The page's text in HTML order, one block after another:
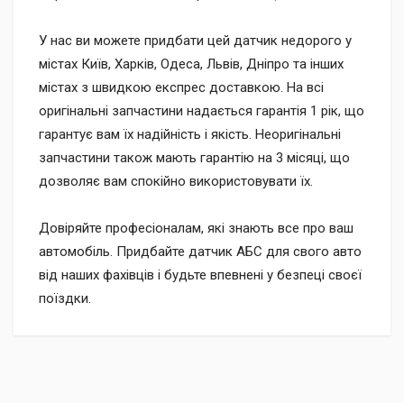
У нас ви можете придбати цей датчик недорого у
містах Київ, Харків, Одеса, Львів, Дніпро та інших
містах з швидкою експрес доставкою. На всі
оригінальні запчастини надається гарантія 1 рік, що
гарантує вам їх надійність і якість. Неоригінальні
запчастини також мають гарантію на 3 місяці, що
дозволяє вам спокійно використовувати їх.
Довіряйте професіоналам, які знають все про ваш
автомобіль. Придбайте датчик АБС для свого авто
від наших фахівців і будьте впевнені у безпеці своєї
поїздки.